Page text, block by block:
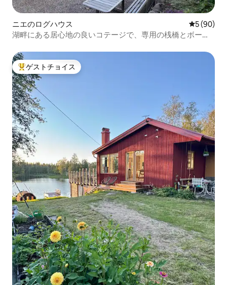
ニエのログハウス レビュー
5 (90)
湖畔にある居心地の良いコテージで、専用の桟橋とボート
大好評のゲストチョイスです。
ゲストチョイス